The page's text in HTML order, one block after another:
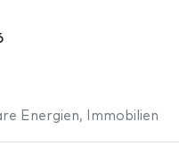
Energien, Immobilien